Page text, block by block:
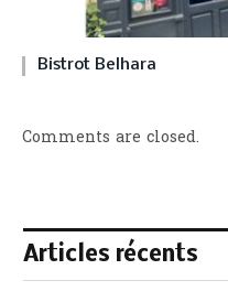
Bistrot Belhara
Comments are closed.
Articles récents